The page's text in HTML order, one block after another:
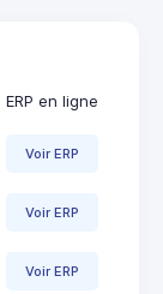
ERP en ligne
Voir ERP
Voir ERP
Voir ERP